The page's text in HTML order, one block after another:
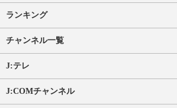
ランキング
チャンネル一覧
J:テレ
J:COMチャンネル